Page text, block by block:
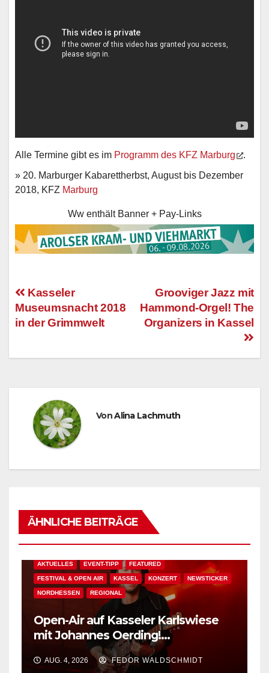
Alle Termine gibt es im Programm des KFZ Marburg
.
» 20. Marburger Kabarettherbst, August bis Dezember
2018, KFZ Marburg
Ww enthält Banner + Pay-Links
Beitragsnavigation
Grooviger Jazz mit
Hammond-Orgel! The
Organizers in Kassel
Kasseler
Museumsnacht 2018
in der Grimmwelt
VonAlina Lachmuth
ÄHNLICHE BEITRÄGE
AKTUELLES EVENT-TIPP FEATURED
FESTIVAL & OPEN AIR KASSEL KONZERT NEWSTICKER
NORDHESSEN REGIONAL
Open-Air auf Kasseler Karlswiese
mit Johannes Oerding!
Zusatzkontingent an Tickets
erhältlich!
AUG. 4, 2026 FEDOR WALDSCHMIDT